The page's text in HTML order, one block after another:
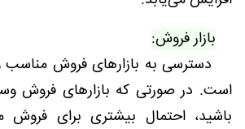
بازار فروش:
دسترسی به بازارهای فروش مناسب و
است. در صورتی که بازارهای فروش
باشید، احتمال بیشتری برای